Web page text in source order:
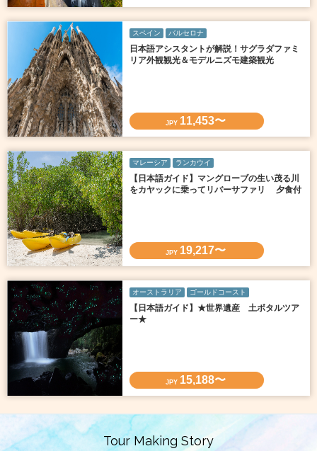
スペイン バルセロナ
日本語アシスタントが解説！サグラダファミ
リア外観観光＆モデルニズモ建築観光
JPY 11,453〜
マレーシア ランカウイ
【日本語ガイド】マングローブの生い茂る川
をカヤックに乗ってリバーサファリ 夕食付
JPY 19,217〜
オーストラリア ゴールドコースト
【日本語ガイド】★世界遺産 土ボタルツア
ー★
JPY 15,188〜
Tour Making Story